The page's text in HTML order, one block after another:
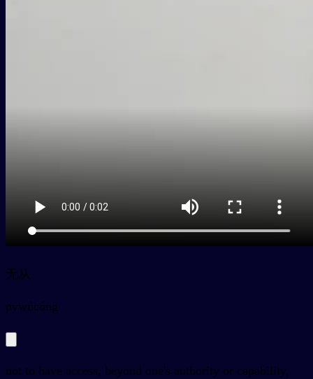
无从
pywúcóng
not to have access, beyond one's authority or capability,